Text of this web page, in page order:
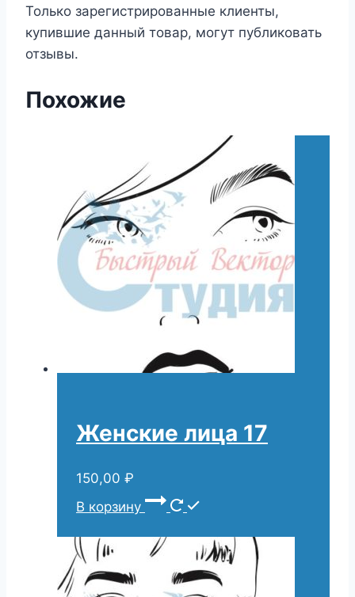
Только зарегистрированные клиенты,
купившие данный товар, могут публиковать
отзывы.
Похожие
Женские лица 17
150,00 ₽
В корзину